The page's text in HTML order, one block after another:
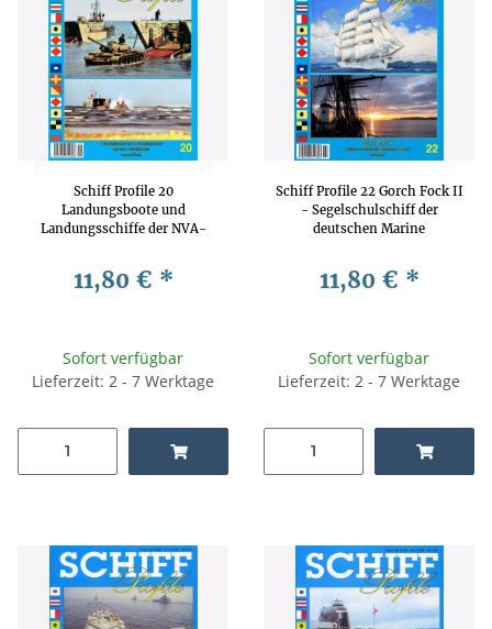
Schiff Profile 20
Landungsboote und
Landungsschiffe der NVA-
11,80 € *
Sofort verfügbar
Lieferzeit: 2 - 7 Werktage
Schiff Profile 22 Gorch Fock II
- Segelschulschiff der
deutschen Marine
11,80 € *
Sofort verfügbar
Lieferzeit: 2 - 7 Werktage